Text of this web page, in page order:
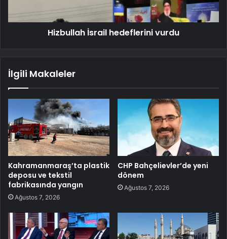
Hizbullah İsrail hedeflerini vurdu
İlgili Makaleler
Kahramanmaraş’ta plastik
deposu ve tekstil
fabrikasında yangın
Ağustos 7, 2026
CHP Bahçelievler’de yeni
dönem
Ağustos 7, 2026